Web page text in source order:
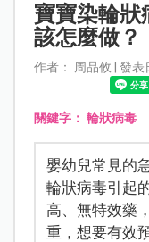
寶寶染輪狀
該怎麼做？
作者： 周品攸 | 發
關鍵字： 輪狀病毒
嬰幼兒常見的
輪狀病毒引起
高、無特效藥
重，想要有效